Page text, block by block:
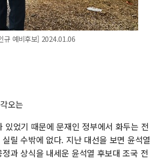
규 예비후보] 2024.01.06
오는
었기 때문에 문재인 정부에서 화두는 전
릴 수밖에 없다. 지난 대선을 보면 윤석열
과 상식을 내세운 윤석열 후보대 조국 전